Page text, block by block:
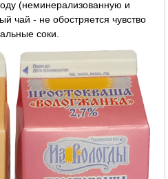
(неминерализованную и
чай - не обостряется чувство
соки.